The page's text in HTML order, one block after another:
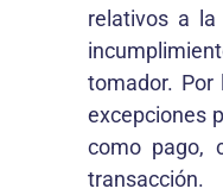
relativos a
tomador. Por
excepciones
como pago,
transacción.